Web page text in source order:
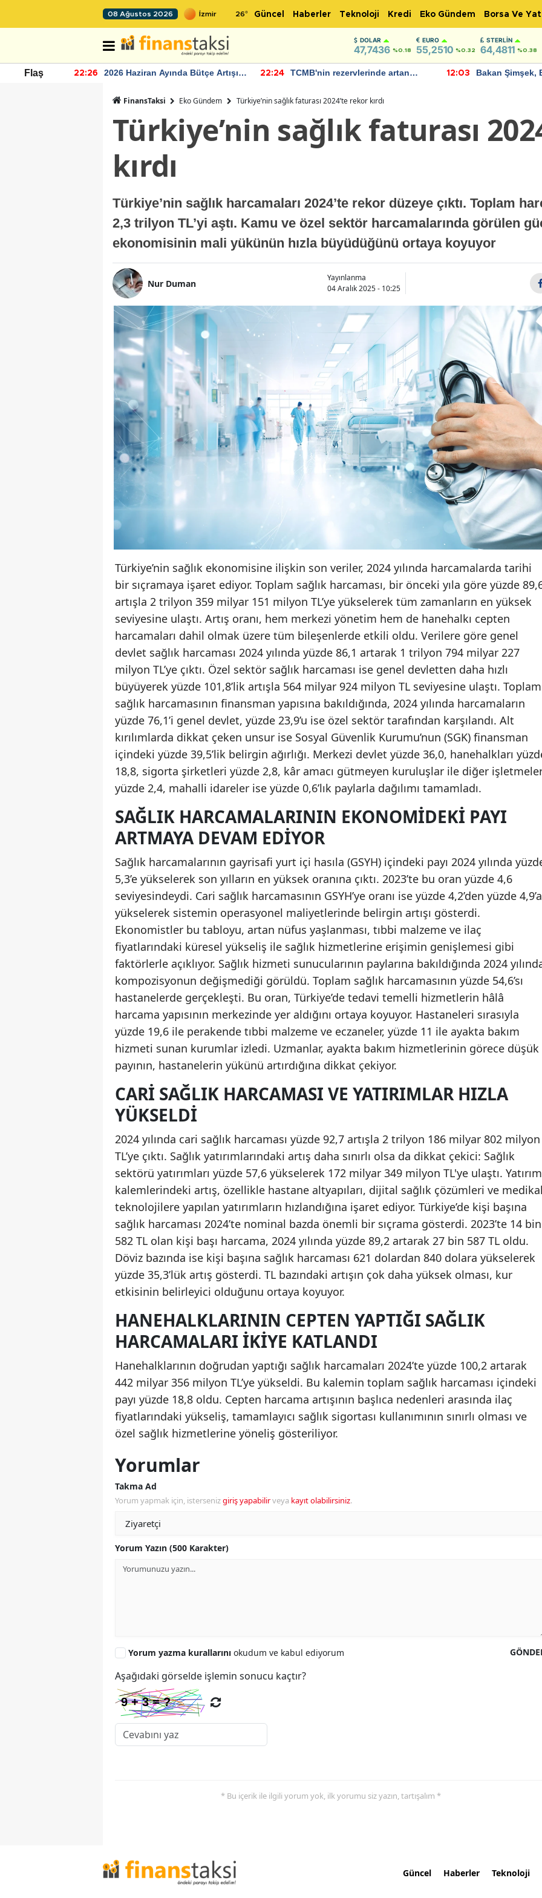
08 Ağustos 2026 26° Güncel Haberler Teknoloji Kredi Eko Gündem Borsa Ve
DOLAR
47,7436 %0.18
EURO
55,2510 %0.32
STERLIN
64,4811 %0.38
Flaş 22:26
2026 Haziran Ayında Bütçe Artışı
22:24
TCMB'nin rezervlerinde artan
12:03
Bakan Şimşek,
FinansTaksi Eko Gündem Türkiye’nin sağlık faturası 2024’te rekor kırdı
Türkiye’nin sağlık faturası
kırdı
Türkiye’nin sağlık harcamaları 2024’te rekor düzeye çıktı. Toplam
2,3 trilyon TL’yi aştı. Kamu ve özel sektör harcamalarında görülen
ekonomisinin mali yükünün hızla büyüdüğünü ortaya koyuyor
Nur Duman
Yayınlanma
04 Aralık 2025 - 10:25
Türkiye’nin sağlık ekonomisine ilişkin son veriler, 2024 yılında harcamalarda tarihi
bir sıçramaya işaret ediyor. Toplam sağlık harcaması, bir önceki yıla göre yüzde
artışla 2 trilyon 359 milyar 151 milyon TL’ye yükselerek tüm zamanların en yüksek
seviyesine ulaştı. Artış oranı, hem merkezi yönetim hem de hanehalkı cepten
harcamaları dahil olmak üzere tüm bileşenlerde etkili oldu. Verilere göre genel
devlet sağlık harcaması 2024 yılında yüzde 86,1 artarak 1 trilyon 794 milyar 227
milyon TL’ye çıktı. Özel sektör sağlık harcaması ise genel devletten daha hızlı
büyüyerek yüzde 101,8’lik artışla 564 milyar 924 milyon TL seviyesine ulaştı. Toplam
sağlık harcamasının finansman yapısına bakıldığında, 2024 yılında harcamaların
yüzde 76,1’i genel devlet, yüzde 23,9’u ise özel sektör tarafından karşılandı. Alt
kırılımlarda dikkat çeken unsur ise Sosyal Güvenlik Kurumu’nun (SGK) finansman
içindeki yüzde 39,5’lik belirgin ağırlığı. Merkezi devlet yüzde 36,0, hanehalkları
18,8, sigorta şirketleri yüzde 2,8, kâr amacı gütmeyen kuruluşlar ile diğer
yüzde 2,4, mahalli idareler ise yüzde 0,6’lık paylarla dağılımı tamamladı.
SAĞLIK HARCAMALARININ EKONOMIDEKI PAYI
ARTMAYA DEVAM EDIYOR
Sağlık harcamalarının gayrisafi yurt içi hasıla (GSYH) içindeki payı 2024 yılında
5,3’e yükselerek son yılların en yüksek oranına çıktı. 2023’te bu oran yüzde 4,6
seviyesindeydi. Cari sağlık harcamasının GSYH’ye oranı ise yüzde 4,2’den yüzde 4,9’a
yükselerek sistemin operasyonel maliyetlerinde belirgin artışı gösterdi.
Ekonomistler bu tabloyu, artan nüfus yaşlanması, tıbbi malzeme ve ilaç
fiyatlarındaki küresel yükseliş ile sağlık hizmetlerine erişimin genişlemesi gibi
faktörlerle açıklıyor. Sağlık hizmeti sunucularının paylarına bakıldığında 2024
kompozisyonun değişmediği görüldü. Toplam sağlık harcamasının yüzde 54,6’sı
hastanelerde gerçekleşti. Bu oran, Türkiye’de tedavi temelli hizmetlerin hâlâ
harcama yapısının merkezinde yer aldığını ortaya koyuyor. Hastaneleri sırasıyla
yüzde 19,6 ile perakende tıbbi malzeme ve eczaneler, yüzde 11 ile ayakta bakım
hizmeti sunan kurumlar izledi. Uzmanlar, ayakta bakım hizmetlerinin görece düşük
payının, hastanelerin yükünü artırdığına dikkat çekiyor.
CARI SAĞLIK HARCAMASI VE YATIRIMLAR HIZLA
YÜKSELDI
2024 yılında cari sağlık harcaması yüzde 92,7 artışla 2 trilyon 186 milyar 802 milyon
TL’ye çıktı. Sağlık yatırımlarındaki artış daha sınırlı olsa da dikkat çekici: Sağlık
sektörü yatırımları yüzde 57,6 yükselerek 172 milyar 349 milyon TL'ye ulaştı. Yatırım
kalemlerindeki artış, özellikle hastane altyapıları, dijital sağlık çözümleri ve
teknolojilere yapılan yatırımların hızlandığına işaret ediyor. Türkiye’de kişi başına
sağlık harcaması 2024’te nominal bazda önemli bir sıçrama gösterdi. 2023’te 14 bin
582 TL olan kişi başı harcama, 2024 yılında yüzde 89,2 artarak 27 bin 587 TL oldu.
Döviz bazında ise kişi başına sağlık harcaması 621 dolardan 840 dolara yükselerek
yüzde 35,3’lük artış gösterdi. TL bazındaki artışın çok daha yüksek olması, kur
etkisinin belirleyici olduğunu ortaya koyuyor.
HANEHALKLARININ CEPTEN YAPTIĞI SAĞLIK
HARCAMALARI İKIYE KATLANDI
Hanehalklarının doğrudan yaptığı sağlık harcamaları 2024’te yüzde 100,2 artarak
442 milyar 356 milyon TL’ye yükseldi. Bu kalemin toplam sağlık harcaması içindeki
payı yüzde 18,8 oldu. Cepten harcama artışının başlıca nedenleri arasında ilaç
fiyatlarındaki yükseliş, tamamlayıcı sağlık sigortası kullanımının sınırlı olması ve
özel sağlık hizmetlerine yöneliş gösteriliyor.
Yorumlar
Takma Ad
Yorum yapmak için, istersenizgiriş yapabilirveya kayıt olabilirsiniz.
Yorum Yazın (500 Karakter)
Yorum yazma kurallarını okudum ve kabul ediyorum
Aşağıdaki görselde işlemin sonucu kaçtır?
* Bu içerik ile ilgili yorum yok, ilk yorumu siz yazın, tartışalım *
Güncel Haberler Teknoloji